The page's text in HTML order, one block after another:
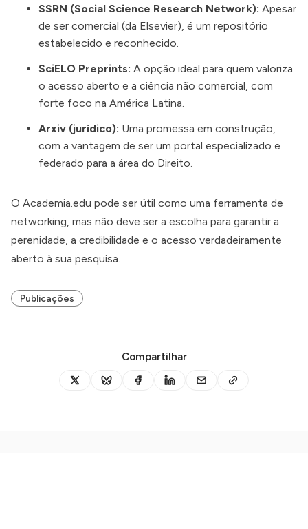
SSRN (Social Science Research Network): Apesar
de ser comercial (da Elsevier), é um repositório
estabelecido e reconhecido.
SciELO Preprints: A opção ideal para quem valoriza
o acesso aberto e a ciência não comercial, com
forte foco na América Latina.
Arxiv (jurídico): Uma promessa em construção,
com a vantagem de ser um portal especializado e
federado para a área do Direito.
O Academia.edu pode ser útil como uma ferramenta de
networking, mas não deve ser a escolha para garantir a
perenidade, a credibilidade e o acesso verdadeiramente
aberto à sua pesquisa.
Publicações
Compartilhar